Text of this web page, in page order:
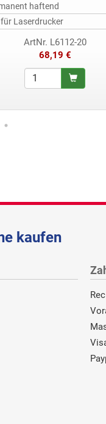
haftend
Laserdrucker
ArtNr. L6112-20
68,19 €
kaufen